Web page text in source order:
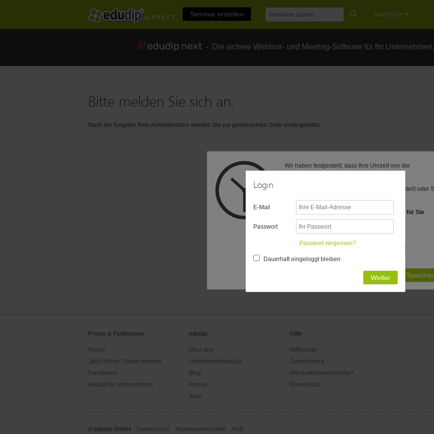
Seminar erstellen Marktplatz
Login
E-Mail
Passwort
Passwort vergessen?
Dauerhaft eingeloggt bleiben
Weiter
- Die sichere Webinar- und Meeting-Software für Ihr Unternehmen.
Bitte melden Sie sich an.
Nach der Eingabe Ihrer Anmeldedaten werden Sie zur gewünschten Seite weitergeleitet.
Preise & Funktionen
Preise
Jetzt Online-Trainer werden
Funktionen
edudip für Unternehmen
edudip
Über uns
Unternehmenskultur
Blog
Presse
Jobs
Hilfe
Hilfecenter
Systemcheck
Wie funktioniert edudip?
Downloads
© edudip GmbH Datenschutz Impressum/Kontakt AGB
Wir haben festgestellt, dass Ihre Uhrzeit von der
Vielleicht ist Ihre Computer-Uhr anders eingestellt oder
Folgende Zeitzonen haben wir als Vorschlag für Sie
bestimmt:
Passende Zeitzonen
Ist Ihre Zeitzone nicht aufgeführt?